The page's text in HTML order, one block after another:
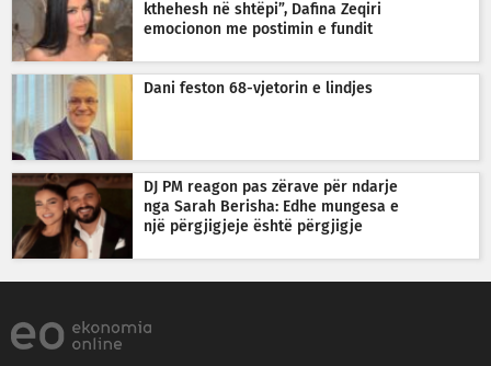
kthehesh në shtëpi”, Dafina Zeqiri
emocionon me postimin e fundit
Dani feston 68-vjetorin e lindjes
DJ PM reagon pas zërave për ndarje
nga Sarah Berisha: Edhe mungesa e
një përgjigjeje është përgjigje